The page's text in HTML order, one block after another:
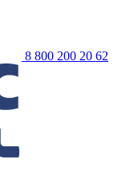
8 800 200 20 62